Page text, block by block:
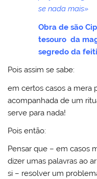
se nada mais»
Obra de são
tesouro da
segredo da
Pois assim se sabe:
em certos casos a mera
acompanhada de um
serve para nada!
Pois então:
Pensar que – em casos
dizer umas palavras ao
si – resolver um